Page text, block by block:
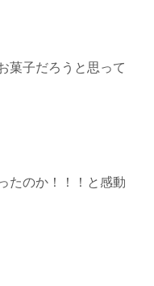
菓子だろうと思って
たのか！！！と感動